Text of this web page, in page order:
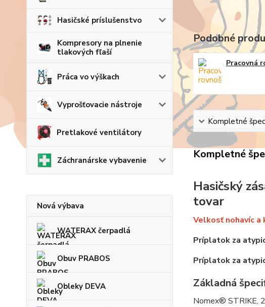
Hasičské príslušenstvo
Kompresory na plnenie
tlakových fľaší
Práca vo výškach
Vyprošťovacie nástroje
Pretlakové ventilátory
Záchranárske vybavenie
Nová výbava
WATERAX čerpadlá
Obuv PRABOS
Obleky DEVA
Podobné
Pracovná
Kompletné
Kompletné
Hasičský
tovar
Velkosť nohavíc
Príplatok za
Príplatok za
Základná
Nomex® STRIKE,